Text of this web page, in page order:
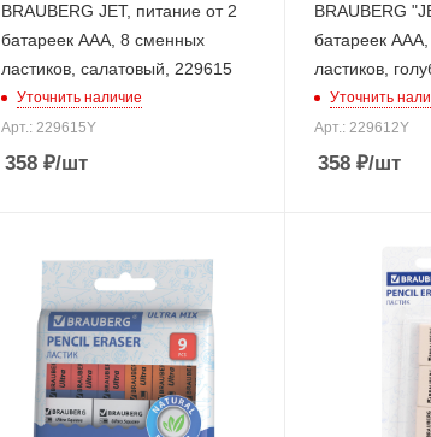
BRAUBERG JET, питание от 2
батареек ААА, 8 сменных
ластиков, салатовый, 229615
Уточнить наличие
Арт.: 229615Y
358 ₽/шт
BRAUBERG
батареек
ластиков,
Уточнить
Арт.: 229612Y
358₽/шт